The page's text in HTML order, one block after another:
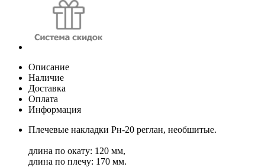
Описание
Наличие
Доставка
Оплата
Информация
Плечевые накладки Рн-20 реглан, необшитые.
длина по окату: 120 мм,
длина по плечу: 170 мм.